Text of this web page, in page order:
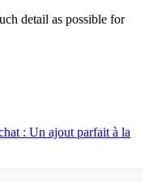
detail as possible for
: Un ajout parfait à la